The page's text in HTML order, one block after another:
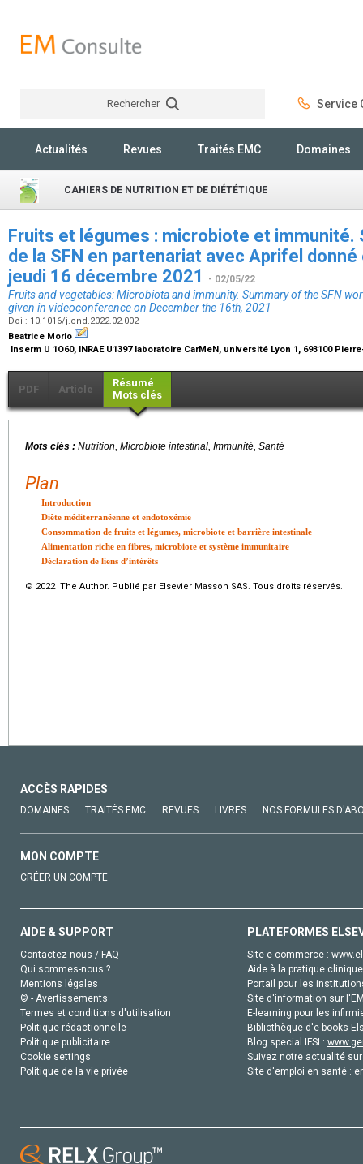
Rechercher Service
Actualités Revues Traités EMC Domaines
CAHIERS DE NUTRITION ET DE DIÉTÉTIQUE
Fruits et légumes : microbiote et immunité.
de la SFN en partenariat avec Aprifel
jeudi 16 décembre 2021
- 02/05/22
Fruits and vegetables: Microbiota and immunity. Summary of the SFN
given in videoconference on December the 16th, 2021
Doi : 10.1016/j.cnd.2022.02.002
Beatrice Morio
Inserm U 1O60, INRAE U1397 laboratoire CarMeN, université Lyon 1, 693100
PDF Article
Résumé
Mots clés
Mots clés : Nutrition, Microbiote intestinal, Immunité, Santé
Plan
Introduction
Diète méditerranéenne et endotoxémie
Consommation de fruits et légumes, microbiote et barrière intestinale
Alimentation riche en fibres, microbiote et système immunitaire
Déclaration de liens d’intérêts
© 2022 The Author. Publié par Elsevier Masson SAS. Tous droits réservés.
ACCÈS RAPIDES
DOMAINES TRAITÉS EMC REVUES LIVRES NOS FORMULES
MON COMPTE
CRÉER UN COMPTE
AIDE & SUPPORT
Contactez-nous / FAQ
Qui sommes-nous ?
Mentions légales
© - Avertissements
Termes et conditions d'utilisation
Politique rédactionnelle
Politique publicitaire
Cookie settings
Politique de la vie privée
PLATEFORMES
Site e-commerce :
Aide à la pratique
Portail pour les
Site d'information sur
E-learning pour les
Bibliothèque d'e-books
Blog special IFSI :
Suivez notre actualité
Site d'emploi en santé :